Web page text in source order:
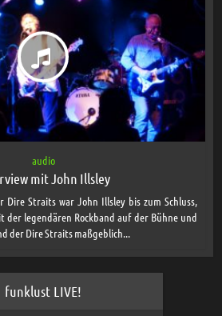
audio
mit John Illsley
Dire Straits war John Illsley bis zum Schluss,
der legendären Rockband auf der Bühne und
der Dire Straits maßgeblich...
funklust LIVE!